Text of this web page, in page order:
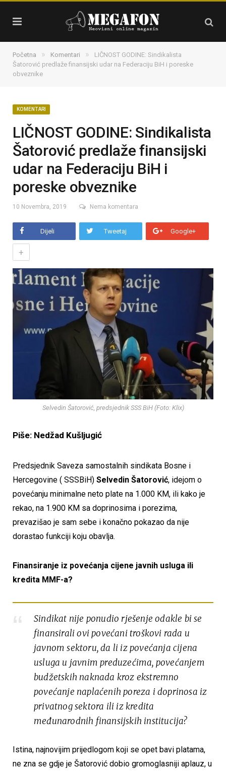
Početna » Komentari »
LIČNOST GODINE: Sindikalista
Šatorović predlaže finansijski udar na Federaciju BiH i poreske
obveznike
KOMENTARI
LIČNOST GODINE: Sindikalista
Šatorović predlaže finansijski
udar na Federaciju BiH i
poreske obveznike
10 Novembra, 2019 Nema komentara
Dijeli Tweetaj Google+
+
Selvedin Šatorović, predsjednik SSS BiH (Foto: Klix)
Piše: Nedžad Kušljugić
Predsjednik Saveza samostalnih sindikata Bosne i
Hercegovine ( SSSBiH) Selvedin Šatorović, idejom o
povećanju minimalne neto plate na 1.000 KM, ili kako je
rekao, na 1.900 KM sa doprinosima i porezima,
prevazišao je sam sebe i konačno pokazao da nije
dorastao funkciji koju obavlja.
Finansiranje iz povećanja cijene javnih usluga ili
kredita MMF-a?
Sindikat nije ponudio rješenje odakle bi se
finansirali ovi povećani troškovi rada u
javnom sektoru, da li iz povećanja cijena
usluga u javnim preduzećima, povećanjem
budžetskih naknada kroz ekstremno
povećanje naplaćenih poreza i doprinosa iz
privatnog sektora ili iz kredita
međunarodnih finansijskih institucija?
Istina, najnovijim prijedlogom koji se opet bavi platama,
ne zna se gdje je Šatorović dobio gromoglasniji aplauz, u